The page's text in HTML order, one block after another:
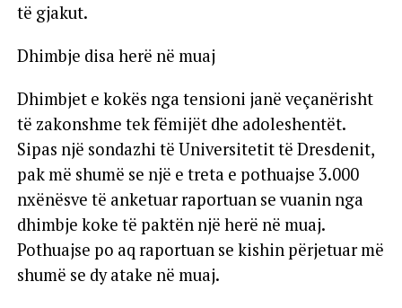
të gjakut.
Dhimbje disa herë në muaj
Dhimbjet e kokës nga tensioni janë veçanërisht
të zakonshme tek fëmijët dhe adoleshentët.
Sipas një sondazhi të Universitetit të Dresdenit,
pak më shumë se një e treta e pothuajse 3.000
nxënësve të anketuar raportuan se vuanin nga
dhimbje koke të paktën një herë në muaj.
Pothuajse po aq raportuan se kishin përjetuar më
shumë se dy atake në muaj.